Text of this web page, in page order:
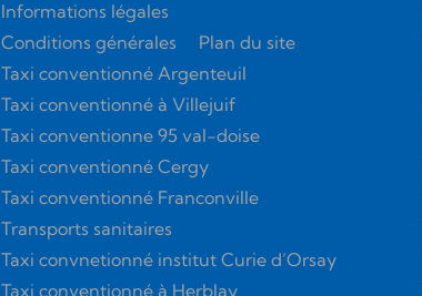
Informations légales
Conditions générales
Plan du site
Taxi conventionné Argenteuil
Taxi conventionné à Villejuif
Taxi conventionne 95 val-doise
Taxi conventionné Cergy
Taxi conventionné Franconville
Transports sanitaires
Taxi convnetionné institut Curie d’Orsay
Taxi conventionné à Herblay